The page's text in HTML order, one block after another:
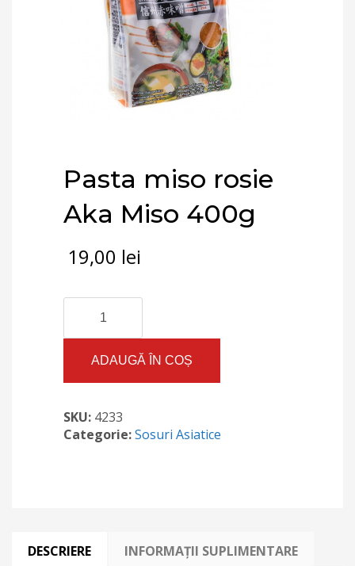
Pasta miso rosie
Aka Miso 400g
19,00 lei
miso
rosie
400g
ADAUGĂ ÎN COȘ
SKU: 4233
Categorie:Sosuri Asiatice
DESCRIERE INFORMAȚII SUPLIMENTARE